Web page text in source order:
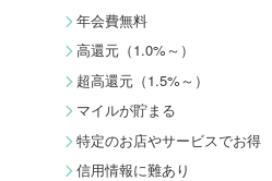
年会費無料
高還元（1.0%～）
超高還元（1.5%～）
マイルが貯まる
特定のお店やサービスでお得
信用情報に難あり